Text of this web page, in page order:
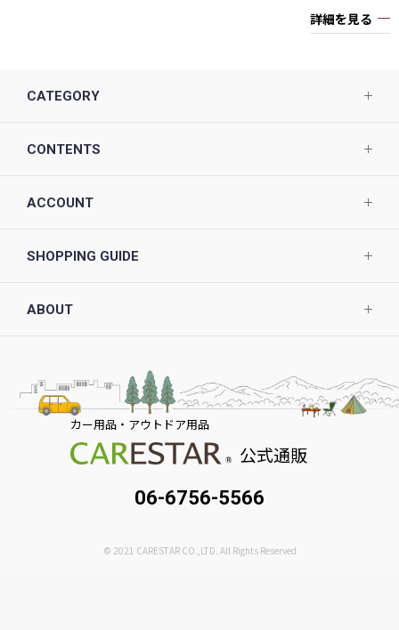
詳細を見る
CATEGORY
CONTENTS
ACCOUNT
SHOPPING GUIDE
ABOUT
カー用品・アウトドア用品
公式通販
06-6756-5566
© 2021 CARESTAR CO.,LTD. All Rights Reserved